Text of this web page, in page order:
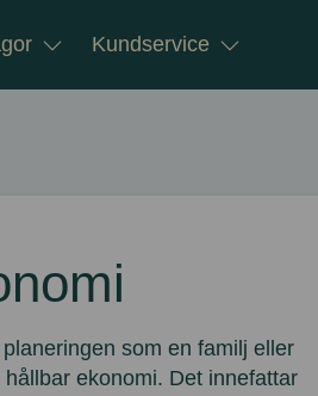
Kundservice
som en familj eller
ekonomi. Det innefattar